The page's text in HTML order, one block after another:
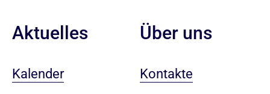
Aktuelles
Kalender
Über uns
Kontakte